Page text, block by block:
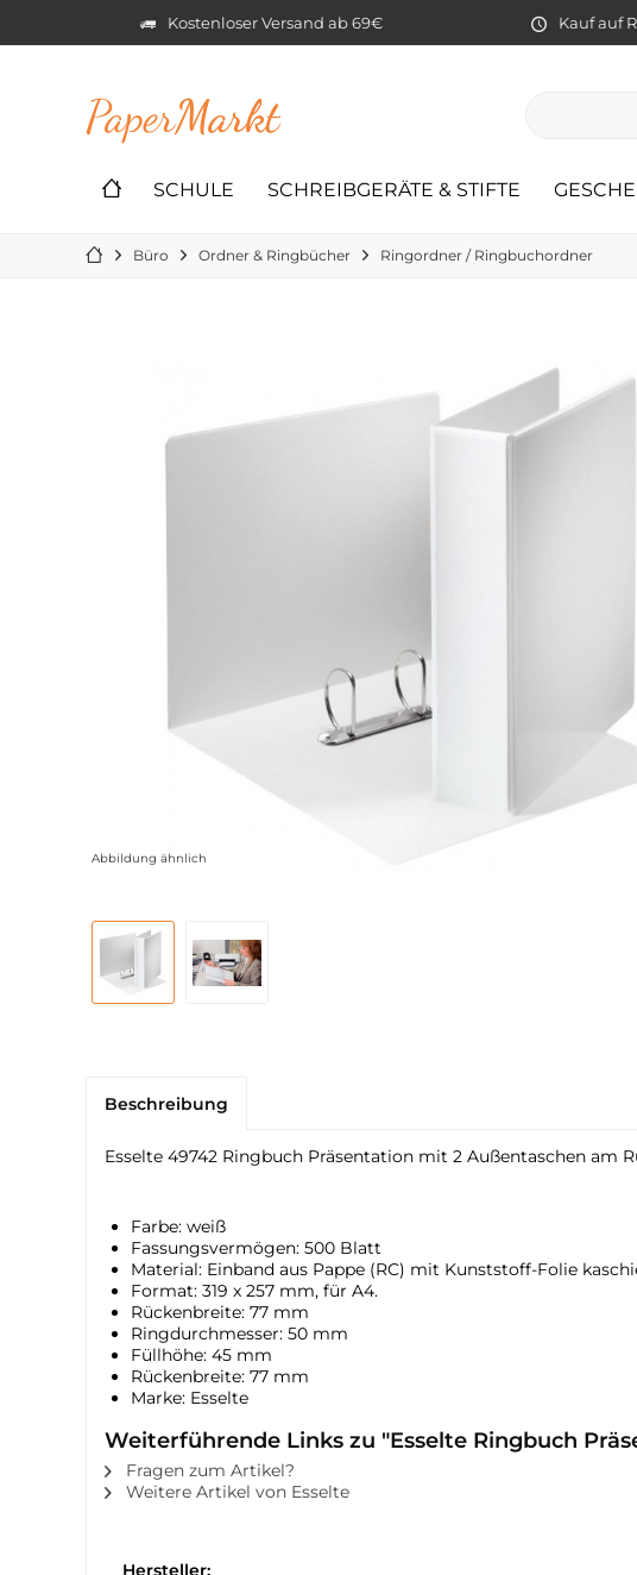
Kostenloser Versand ab 69€ Kauf auf
PaperMarkt
SCHULE SCHREIBGERÄTE & STIFTE
Büro Ordner & Ringbücher Ringordner / Ringbuchordner
Abbildung ähnlich
Beschreibung
Esselte 49742 Ringbuch Präsentation mit 2 Außentaschen am
Farbe: weiß
Fassungsvermögen: 500 Blatt
Material: Einband aus Pappe (RC) mit Kunststoff-Folie
Format: 319 x 257 mm, für A4.
Rückenbreite: 77 mm
Ringdurchmesser: 50 mm
Füllhöhe: 45 mm
Rückenbreite: 77 mm
Marke: Esselte
Weiterführende Links zu "Esselte Ringbuch
Fragen zum Artikel?
Weitere Artikel von Esselte
Hersteller: